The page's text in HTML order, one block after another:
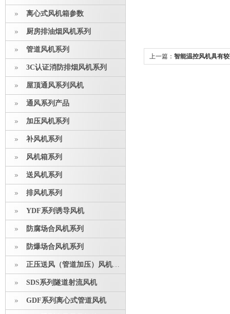
离心式风机箱参数
厨房排油烟风机系列
管道风机系列
3C认证消防排烟风机系列
屋顶通风系列风机
通风系列产品
加压风机系列
补风机系列
风机箱系列
送风机系列
排风机系列
YDF系列诱导风机
防腐场合风机系列
防爆场合风机系列
正压送风（管道加压）风机系列
SDS系列隧道射流风机
GDF系列离心式管道风机
上一篇： 智能温控风机具有